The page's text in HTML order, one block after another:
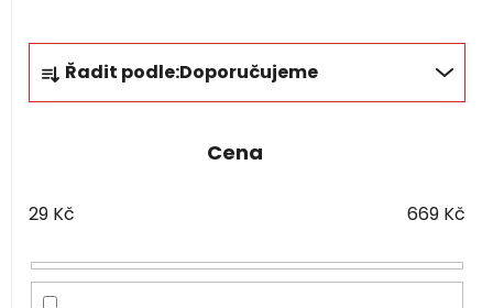
Ř
a
z
í
p
r
o
Řadit podle:Doporučujeme
Cena
29 Kč 669 Kč